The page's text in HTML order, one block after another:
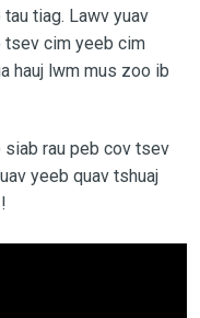
tiag. Lawv yuav
tsev cim yeeb cim
hauj lwm mus zoo ib
rau peb cov tsev
yeeb quav tshuaj